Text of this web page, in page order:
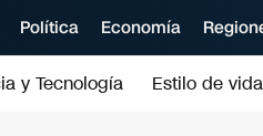
Política Economía
y Tecnología Estilo de vida